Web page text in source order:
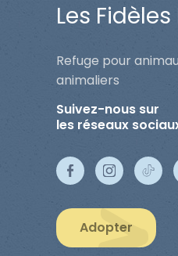
Les
Refuge pour
animaliers
Suivez-nous sur
les réseaux
Adopter